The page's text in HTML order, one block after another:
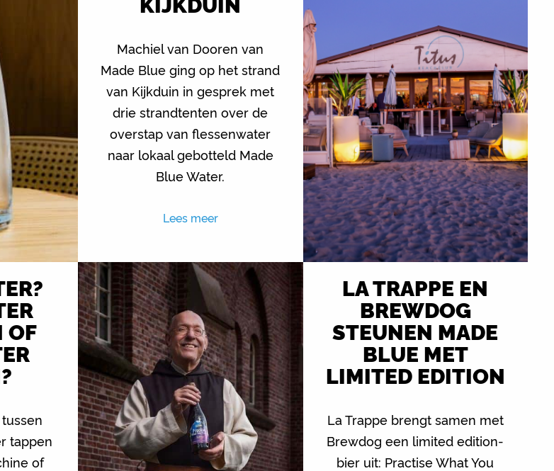
Machiel van Dooren van
Made Blue ging op het strand
van Kijkduin in gesprek met
drie strandtenten over de
overstap van flessenwater
naar lokaal gebotteld Made
Blue Water.
Lees meer
OF
tappen
of
LA TRAPPE EN
BREWDOG
STEUNEN MADE
BLUE MET
LIMITED EDITION
La Trappe brengt samen met
Brewdog een limited edition-
bier uit: Practise What You